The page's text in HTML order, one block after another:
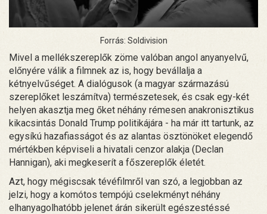
Forrás: Soldivision
Mivel a mellékszereplők zöme valóban angol anyanyelvű,
előnyére válik a filmnek az is, hogy bevállalja a
kétnyelvűséget. A dialógusok (a magyar származású
szereplőket leszámítva) természetesek, és csak egy-két
helyen akasztja meg őket néhány rémesen anakronisztikus
kikacsintás Donald Trump politikájára - ha már itt tartunk, az
egysíkú hazafiasságot és az alantas ösztönöket elegendő
mértékben képviseli a hivatali cenzor alakja (Declan
Hannigan), aki megkeserít a főszereplők életét.
Azt, hogy mégiscsak tévéfilmről van szó, a legjobban az
jelzi, hogy a komótos tempójú cselekményt néhány
elhanyagolhatóbb jelenet árán sikerült egészestéssé